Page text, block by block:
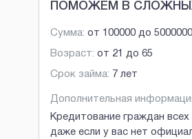
ПОМОЖЕМ В
Сумма: от 100000 до 5000000
Возраст: от 21 до 65
Срок займа: 7 лет
Дополнительная
Кредитование граждан
даже если у вас нет